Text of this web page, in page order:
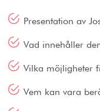
Presentation av
Vad innehåller
Vilka möjligheter
Vem kan vara